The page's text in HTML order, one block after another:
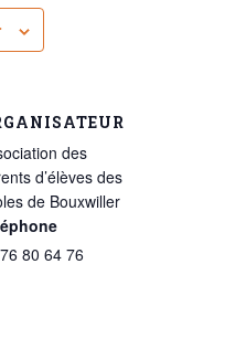
des
d’élèves des
de Bouxwiller
80 64 76